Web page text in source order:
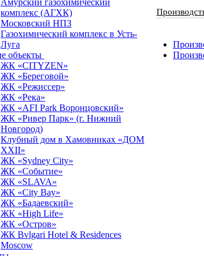
Амурский газохимический
комплекс (АГХК)
Московский НПЗ
Газохимический комплекс в Усть-
Луга
объекты
ЖК «CITYZEN»
ЖК «Береговой»
ЖК «Режиссер»
ЖК «Река»
ЖК «AFI Park Воронцовский»
ЖК «Ривер Парк» (г. Нижний
Новгород)
Клубный дом в Хамовниках «ДОМ
XXII»
ЖК «Sydney City»
ЖК «Событие»
ЖК «SLAVA»
ЖК «City Bay»
ЖК «Бадаевский»
ЖК «High Life»
ЖК «Остров»
ЖК Bvlgari Hotel & Residences
Moscow